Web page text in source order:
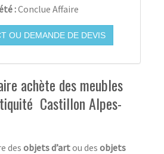
:Conclue Affaire
OU DEMANDE DE DEVIS
achète des meubles
Castillon Alpes-
des objets d’artou des objets